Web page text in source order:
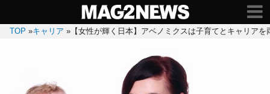
TOP »キャリア » 【女性が輝く日本】アベノミクスは子育てとキャリア